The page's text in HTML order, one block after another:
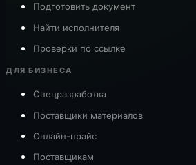
Подготовить документ
Найти исполнителя
Проверки по ссылке
ДЛЯ БИЗНЕСА
Спецразработка
Поставщики материалов
Онлайн-прайс
Поставщикам